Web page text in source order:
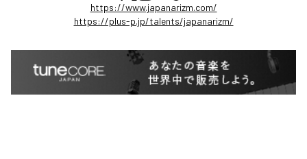
https://www.japanarizm.com/
https://plus-p.jp/talents/japanarizm/